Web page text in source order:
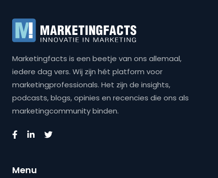
Marketingfacts is een beetje van ons allemaal,
iedere dag vers. Wij zijn hét platform voor
marketingprofessionals. Het zijn de insights,
podcasts, blogs, opinies en recencies die ons als
marketingcommunity binden.
Menu